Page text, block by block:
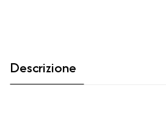
Descrizione